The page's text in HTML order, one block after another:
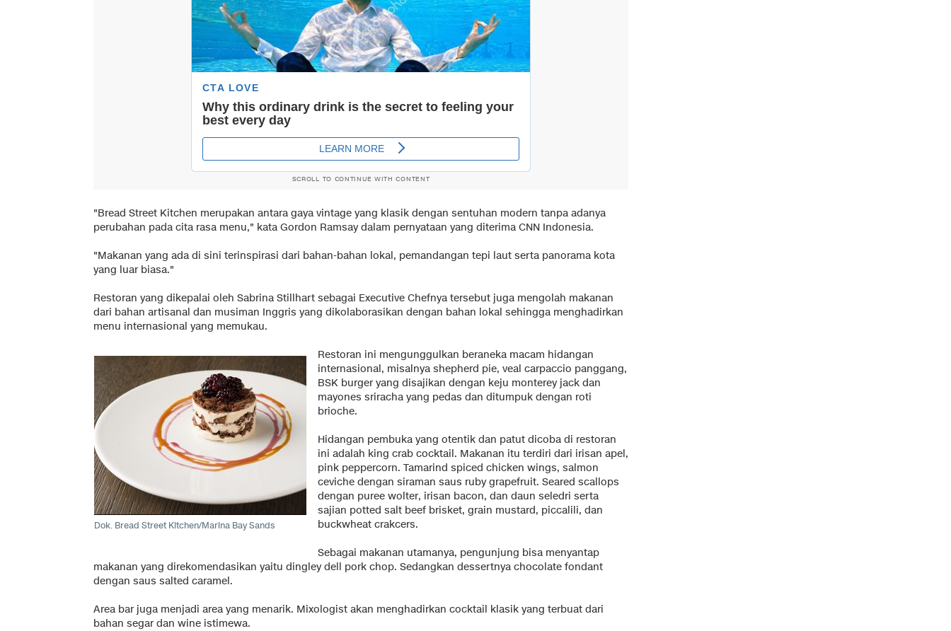
SCROLL TO CONTINUE WITH CONTENT
"Bread Street Kitchen merupakan antara gaya vintage yang klasik dengan sentuhan modern tanpa adanya
perubahan pada cita rasa menu," kata Gordon Ramsay dalam pernyataan yang diterima CNN Indonesia.
"Makanan yang ada di sini terinspirasi dari bahan-bahan lokal, pemandangan tepi laut serta panorama kota
yang luar biasa."
Restoran yang dikepalai oleh Sabrina Stillhart sebagai Executive Chefnya tersebut juga mengolah makanan
dari bahan artisanal dan musiman Inggris yang dikolaborasikan dengan bahan lokal sehingga menghadirkan
menu internasional yang memukau.
Dok. Bread Street Kitchen/Marina Bay Sands
Restoran ini mengunggulkan beraneka macam hidangan
internasional, misalnya shepherd pie, veal carpaccio panggang,
BSK burger yang disajikan dengan keju monterey jack dan
mayones sriracha yang pedas dan ditumpuk dengan roti
brioche.
Hidangan pembuka yang otentik dan patut dicoba di restoran
ini adalah king crab cocktail. Makanan itu terdiri dari irisan apel,
pink peppercorn. Tamarind spiced chicken wings, salmon
ceviche dengan siraman saus ruby grapefruit. Seared scallops
dengan puree wolter, irisan bacon, dan daun seledri serta
sajian potted salt beef brisket, grain mustard, piccalili, dan
buckwheat crakcers.
Sebagai makanan utamanya, pengunjung bisa menyantap
makanan yang direkomendasikan yaitu dingley dell pork chop. Sedangkan dessertnya chocolate fondant
dengan saus salted caramel.
Area bar juga menjadi area yang menarik. Mixologist akan menghadirkan cocktail klasik yang terbuat dari
bahan segar dan wine istimewa.